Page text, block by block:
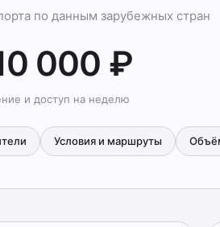
по данным зарубежных стран
000 ₽
и доступ на неделю
Условия и маршруты